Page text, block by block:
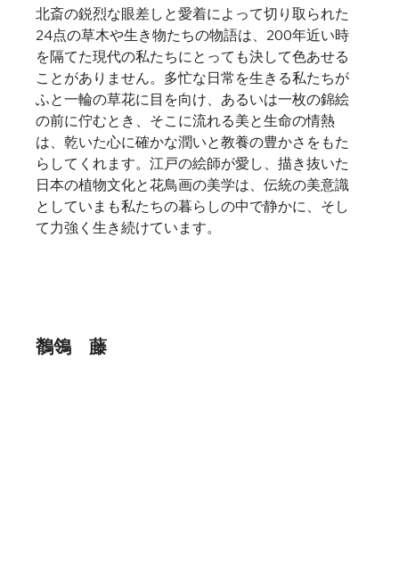
北斎の鋭烈な眼差しと愛着によって切り取られた
24点の草木や生き物たちの物語は、200年近い時
を隔てた現代の私たちにとっても決して色あせる
ことがありません。多忙な日常を生きる私たちが
ふと一輪の草花に目を向け、あるいは一枚の錦絵
の前に佇むとき、そこに流れる美と生命の情熱
は、乾いた心に確かな潤いと教養の豊かさをもた
らしてくれます。江戸の絵師が愛し、描き抜いた
日本の植物文化と花鳥画の美学は、伝統の美意識
としていまも私たちの暮らしの中で静かに、そし
て力強く生き続けています。
鶺鴒　藤